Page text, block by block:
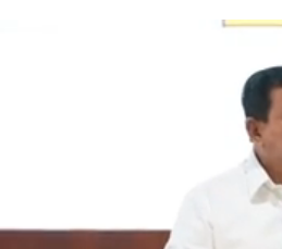
Indonesia -
Presiden
kekuatan pertahanan dalam
tersebut disampaikan Prabowo
di Istana Kepresidenan Bogor,